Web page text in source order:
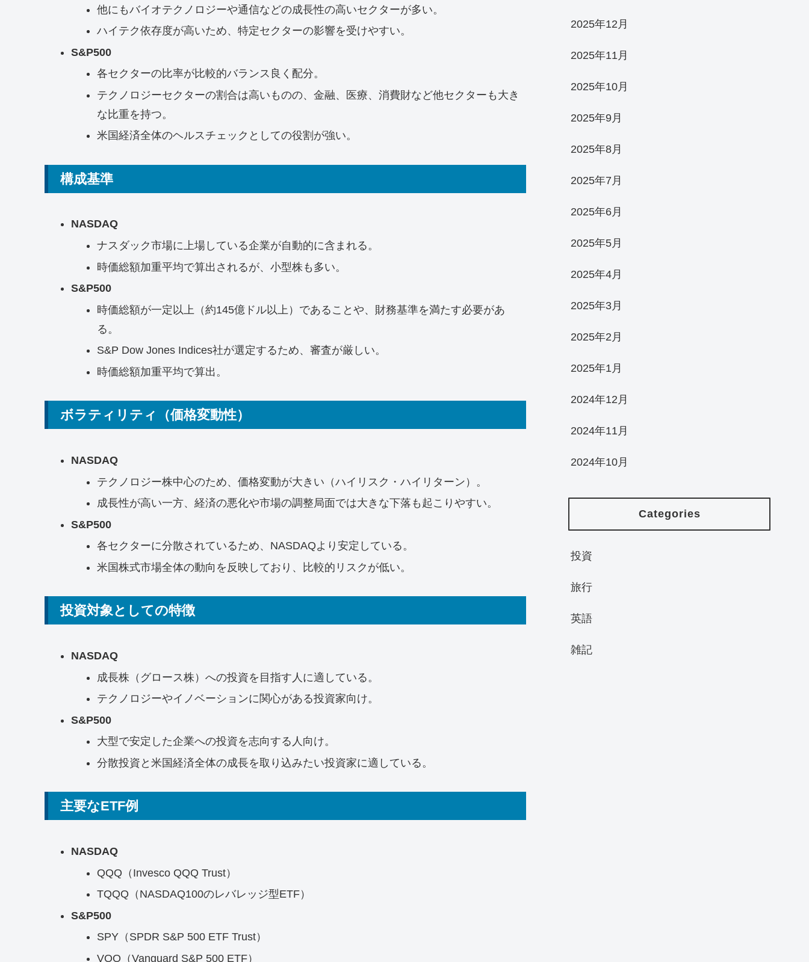
他にもバイオテクノロジーや通信などの成長性の高いセクターが多い。
ハイテク依存度が高いため、特定セクターの影響を受けやすい。
S&P500
各セクターの比率が比較的バランス良く配分。
テクノロジーセクターの割合は高いものの、金融、医療、消費財など他セクターも大き
な比重を持つ。
米国経済全体のヘルスチェックとしての役割が強い。
構成基準
NASDAQ
ナスダック市場に上場している企業が自動的に含まれる。
時価総額加重平均で算出されるが、小型株も多い。
S&P500
時価総額が一定以上（約145億ドル以上）であることや、財務基準を満たす必要があ
る。
S&P Dow Jones Indices社が選定するため、審査が厳しい。
時価総額加重平均で算出。
ボラティリティ（価格変動性）
NASDAQ
テクノロジー株中心のため、価格変動が大きい（ハイリスク・ハイリターン）。
成長性が高い一方、経済の悪化や市場の調整局面では大きな下落も起こりやすい。
S&P500
各セクターに分散されているため、NASDAQより安定している。
米国株式市場全体の動向を反映しており、比較的リスクが低い。
投資対象としての特徴
NASDAQ
成長株（グロース株）への投資を目指す人に適している。
テクノロジーやイノベーションに関心がある投資家向け。
S&P500
大型で安定した企業への投資を志向する人向け。
分散投資と米国経済全体の成長を取り込みたい投資家に適している。
主要なETF例
NASDAQ
QQQ（Invesco QQQ Trust）
TQQQ（NASDAQ100のレバレッジ型ETF）
S&P500
SPY（SPDR S&P 500 ETF Trust）
VOO（Vanguard S&P 500 ETF）
2025年12月
2025年11月
2025年10月
2025年9月
2025年8月
2025年7月
2025年6月
2025年5月
2025年4月
2025年3月
2025年2月
2025年1月
2024年12月
2024年11月
2024年10月
Categories
投資
旅行
英語
雑記